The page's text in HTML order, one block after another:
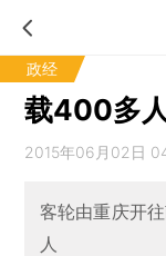
政经
载400多
2015年06月02日
客轮由重庆开
人